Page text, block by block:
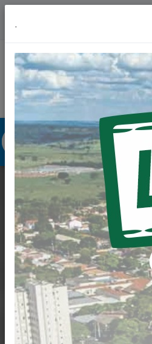
DEPUTADO
TONINHO
CUMPRE
.